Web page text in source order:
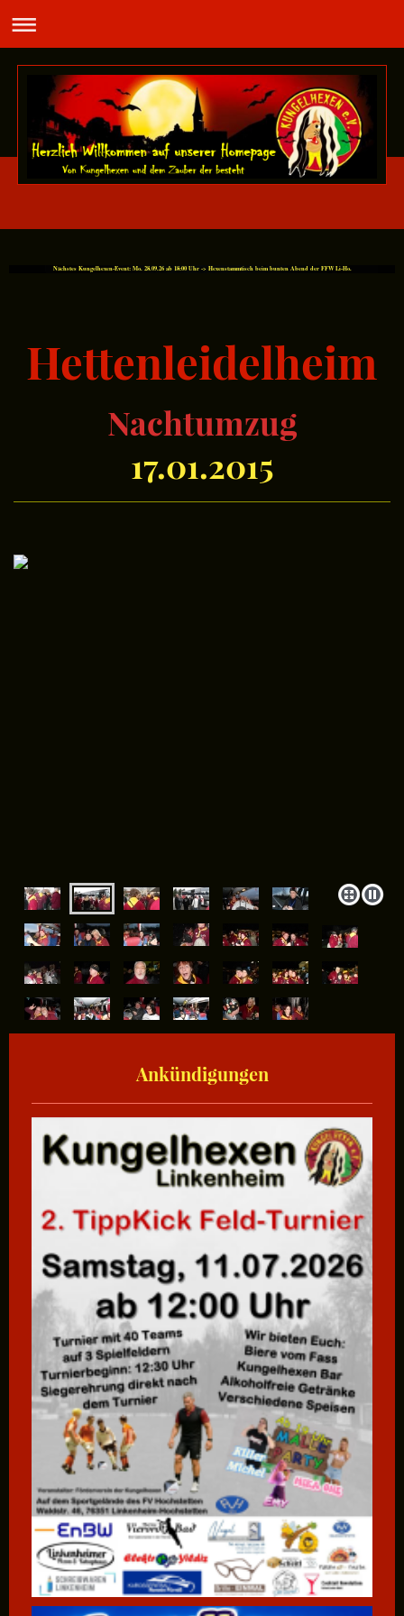
Nächstes Kungelhexen-Event: Mo. 28.09.26 ab 18:00 Uhr -> Hexenstammtisch beim bunten Abend der FFW Li-Ho.
Hettenleidelheim
Nachtumzug
17.01.2015
Ankündigungen